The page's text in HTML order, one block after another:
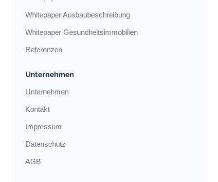
Whitepaper Ausbaubeschreibung
Whitepaper Gesundheitsimmobilien
Referenzen
Unternehmen
Unternehmen
Kontakt
Impressum
Datenschutz
AGB